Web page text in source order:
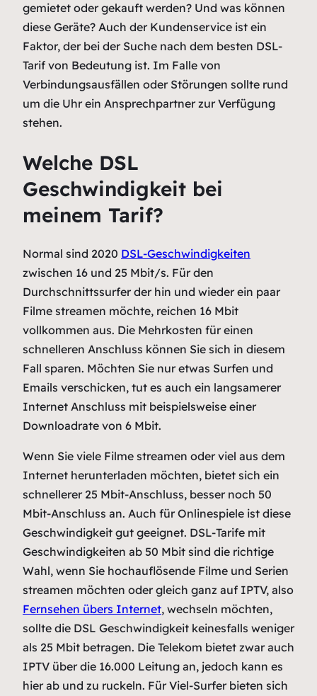
gemietet oder gekauft werden? Und was können
diese Geräte? Auch der Kundenservice ist ein
Faktor, der bei der Suche nach dem besten DSL-
Tarif von Bedeutung ist. Im Falle von
Verbindungsausfällen oder Störungen sollte rund
um die Uhr ein Ansprechpartner zur Verfügung
stehen.
Welche DSL
Geschwindigkeit bei
meinem Tarif?
Normal sind 2020 DSL-Geschwindigkeiten
zwischen 16 und 25 Mbit/s. Für den
Durchschnittssurfer der hin und wieder ein paar
Filme streamen möchte, reichen 16 Mbit
vollkommen aus. Die Mehrkosten für einen
schnelleren Anschluss können Sie sich in diesem
Fall sparen. Möchten Sie nur etwas Surfen und
Emails verschicken, tut es auch ein langsamerer
Internet Anschluss mit beispielsweise einer
Downloadrate von 6 Mbit.
Wenn Sie viele Filme streamen oder viel aus dem
Internet herunterladen möchten, bietet sich ein
schnellerer 25 Mbit-Anschluss, besser noch 50
Mbit-Anschluss an. Auch für Onlinespiele ist diese
Geschwindigkeit gut geeignet. DSL-Tarife mit
Geschwindigkeiten ab 50 Mbit sind die richtige
Wahl, wenn Sie hochauflösende Filme und Serien
streamen möchten oder gleich ganz auf IPTV, also
Fernsehen übers Internet, wechseln möchten,
sollte die DSL Geschwindigkeit keinesfalls weniger
als 25 Mbit betragen. Die Telekom bietet zwar auch
IPTV über die 16.000 Leitung an, jedoch kann es
hier ab und zu ruckeln. Für Viel-Surfer bieten sich